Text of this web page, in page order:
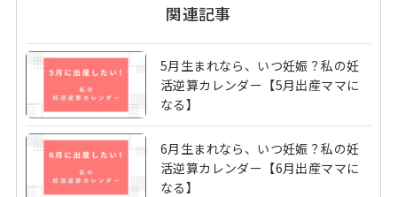
関連記事
5月生まれなら、いつ妊娠？私の妊
活逆算カレンダー【5月出産ママに
なる】
6月生まれなら、いつ妊娠？私の妊
活逆算カレンダー【6月出産ママに
なる】